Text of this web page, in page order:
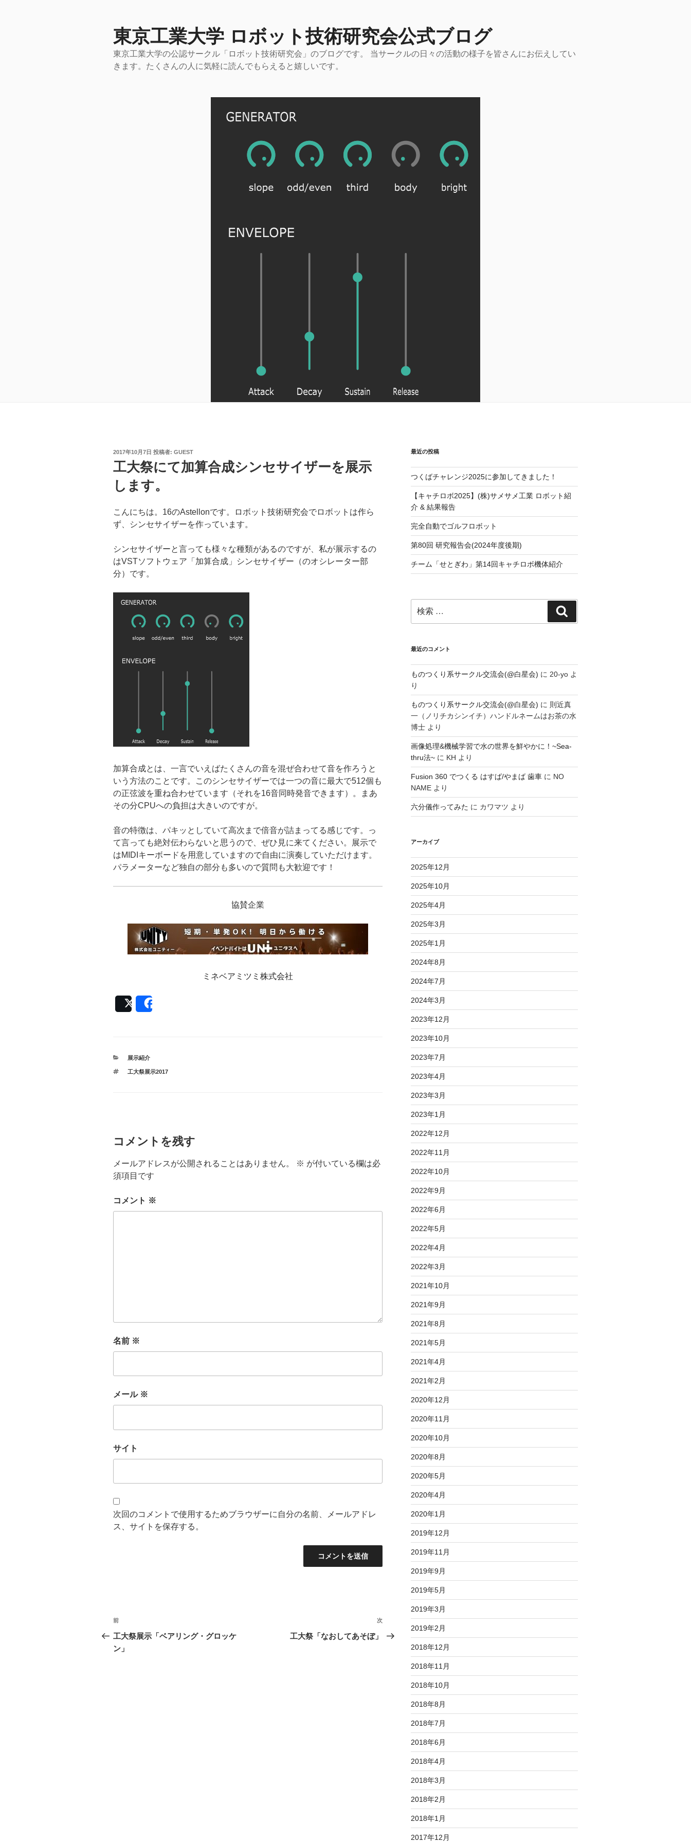
東京工業大学 ロボット技術研究会公式ブログ
東京工業大学の公認サークル「ロボット技術研究会」のブログです。 当サークルの日々の活動の様子を皆さんにお伝えしてい
きます。たくさんの人に気軽に読んでもらえると嬉しいです。
投
稿
2017年10月7日 投稿者: GUEST
工大祭にて加算合成シンセサイザーを展示
します。
こんにちは。16のAstellonです。ロボット技術研究会でロボットは作ら
ず、シンセサイザーを作っています。
シンセサイザーと言っても様々な種類があるのですが、私が展示するの
はVSTソフトウェア「加算合成」シンセサイザー（のオシレーター部
分）です。
加算合成とは、一言でいえばたくさんの音を混ぜ合わせて音を作ろうと
いう方法のことです。このシンセサイザーでは一つの音に最大で512個も
の正弦波を重ね合わせています（それを16音同時発音できます）。まあ
その分CPUへの負担は大きいのですが。
音の特徴は、パキッとしていて高次まで倍音が詰まってる感じです。っ
て言っても絶対伝わらないと思うので、ぜひ見に来てください。展示で
はMIDIキーボードを用意していますので自由に演奏していただけます。
パラメーターなど独自の部分も多いので質問も大歓迎です！
協賛企業
ミネベアミツミ株式会社
Post
カ
ゴ
展示紹介
タ
工大祭展示2017
コメントを残す
メールアドレスが公開されることはありません。 ※ が付いている欄は必
須項目です
コメント ※
名前 ※
メール ※
サイト
次回のコメントで使用するためブラウザーに自分の名前、メールアドレ
ス、サイトを保存する。
投
稿
ナ
過
去
の
前
工大祭展示「ベアリング・グロッケ
ン」
次
の
次
工大祭「なおしてあそぼ」
最近の投稿
つくばチャレンジ2025に参加してきました！
【キャチロボ2025】(株)サメサメ工業 ロボット紹
介 & 結果報告
完全自動でゴルフロボット
第80回 研究報告会(2024年度後期)
チーム「せとぎわ」第14回キャチロボ機体紹介
索:
索
最近のコメント
ものつくり系サークル交流会(@白星会) に 20-yoよ
り
ものつくり系サークル交流会(@白星会) に 則近真
一（ノリチカシンイチ）ハンドルネームはお茶の水
博士より
画像処理&機械学習で水の世界を鮮やかに！~Sea-
thru法~に KH より
Fusion 360 でつくる はすば/やまば 歯車に NO
NAMEより
六分儀作ってみた に カワマツ より
アーカイブ
2025年12月
2025年10月
2025年4月
2025年3月
2025年1月
2024年8月
2024年7月
2024年3月
2023年12月
2023年10月
2023年7月
2023年4月
2023年3月
2023年1月
2022年12月
2022年11月
2022年10月
2022年9月
2022年6月
2022年5月
2022年4月
2022年3月
2021年10月
2021年9月
2021年8月
2021年5月
2021年4月
2021年2月
2020年12月
2020年11月
2020年10月
2020年8月
2020年5月
2020年4月
2020年1月
2019年12月
2019年11月
2019年9月
2019年5月
2019年3月
2019年2月
2018年12月
2018年11月
2018年10月
2018年8月
2018年7月
2018年6月
2018年4月
2018年3月
2018年2月
2018年1月
2017年12月